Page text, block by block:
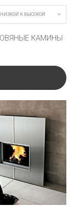
НИЗКОЙ К ВЫСОКОЙ 
КАМИНЫ